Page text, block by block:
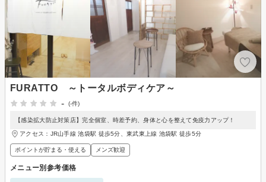
FURATTO ～トータルボディケア～
-
(-件)
【感染拡大防止対策店】完全個室、時差予約、身体と心を整えて免疫力アップ！
アクセス：JR山手線 池袋駅 徒歩5分、東武東上線 池袋駅 徒歩5分
ポイントが貯まる・使える メンズ歓迎
メニュー別参考価格